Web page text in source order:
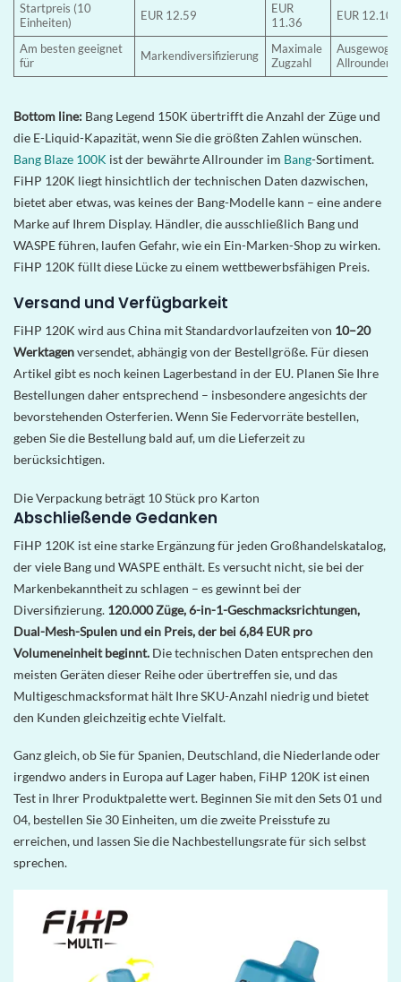
Startpreis (10
Einheiten)
EUR 12.59
EUR
11.36
EUR 12.10
Am besten geeignet
für
Markendiversifizierung
Maximale
Zugzahl
Allrounder
Bottom line: Bang Legend 150K übertrifft die Anzahl der Züge und
die E-Liquid-Kapazität, wenn Sie die größten Zahlen wünschen.
Bang Blaze 100K ist der bewährte Allrounder im Bang-Sortiment.
FiHP 120K liegt hinsichtlich der technischen Daten dazwischen,
bietet aber etwas, was keines der Bang-Modelle kann – eine andere
Marke auf Ihrem Display. Händler, die ausschließlich Bang und
WASPE führen, laufen Gefahr, wie ein Ein-Marken-Shop zu wirken.
FiHP 120K füllt diese Lücke zu einem wettbewerbsfähigen Preis.
Versand und Verfügbarkeit
FiHP 120K wird aus China mit Standardvorlaufzeiten von 10–20
Werktagenversendet, abhängig von der Bestellgröße. Für diesen
Artikel gibt es noch keinen Lagerbestand in der EU. Planen Sie Ihre
Bestellungen daher entsprechend – insbesondere angesichts der
bevorstehenden Osterferien. Wenn Sie Federvorräte bestellen,
geben Sie die Bestellung bald auf, um die Lieferzeit zu
berücksichtigen.
Die Verpackung beträgt 10 Stück pro Karton
Abschließende Gedanken
FiHP 120K ist eine starke Ergänzung für jeden Großhandelskatalog,
der viele Bang und WASPE enthält. Es versucht nicht, sie bei der
Markenbekanntheit zu schlagen – es gewinnt bei der
Diversifizierung. 120.000 Züge, 6-in-1-Geschmacksrichtungen,
Dual-Mesh-Spulen und ein Preis, der bei 6,84 EUR pro
Volumeneinheit beginnt. Die technischen Daten entsprechen den
meisten Geräten dieser Reihe oder übertreffen sie, und das
Multigeschmacksformat hält Ihre SKU-Anzahl niedrig und bietet
den Kunden gleichzeitig echte Vielfalt.
Ganz gleich, ob Sie für Spanien, Deutschland, die Niederlande oder
irgendwo anders in Europa auf Lager haben, FiHP 120K ist einen
Test in Ihrer Produktpalette wert. Beginnen Sie mit den Sets 01 und
04, bestellen Sie 30 Einheiten, um die zweite Preisstufe zu
erreichen, und lassen Sie die Nachbestellungsrate für sich selbst
sprechen.